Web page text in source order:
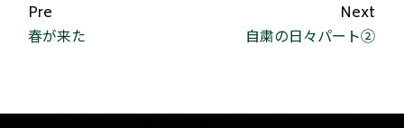
Pre
春が来た
Next
自粛の日々パート②